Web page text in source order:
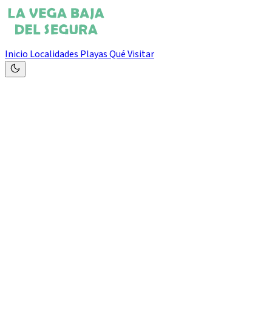
Inicio Localidades PlayasQué Visitar